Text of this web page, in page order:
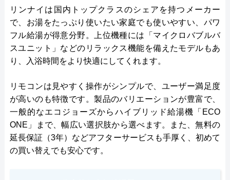
リンナイは国内トップクラスのシェアを持つメーカー
で、お湯をたっぷり使いたい家庭でも使いやすい、パワ
フル給湯が得意分野。上位機種には「マイクロバブルバ
スユニット」などのリラックス機能を備えたモデルもあ
り、入浴時間をより快適にしてくれます。
リモコンは見やすく操作がシンプルで、ユーザー満足度
が高いのも特徴です。製品のバリエーションが豊富で、
一般的なエコジョーズからハイブリッド給湯機「ECO
ONE」まで、幅広い選択肢から選べます。また、無料の
延長保証（3年）などアフターサービスも手厚く、初めて
の買い替えでも安心です。